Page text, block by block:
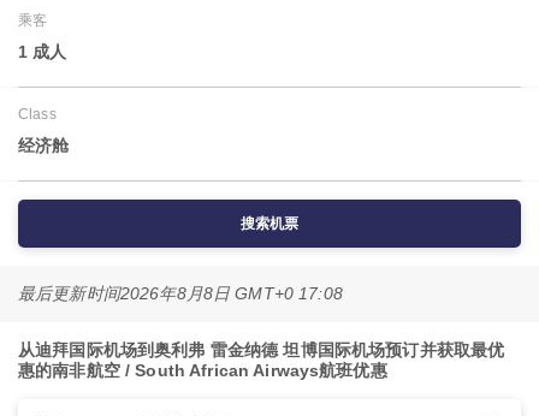
乘客
1 成人
Class
经济舱
搜索机票
最后更新时间2026年8月8日 GMT+0 17:08
从迪拜国际机场到奥利弗 雷金纳德 坦博国际机场预订并获取最优
惠的南非航空 / South African Airways航班优惠